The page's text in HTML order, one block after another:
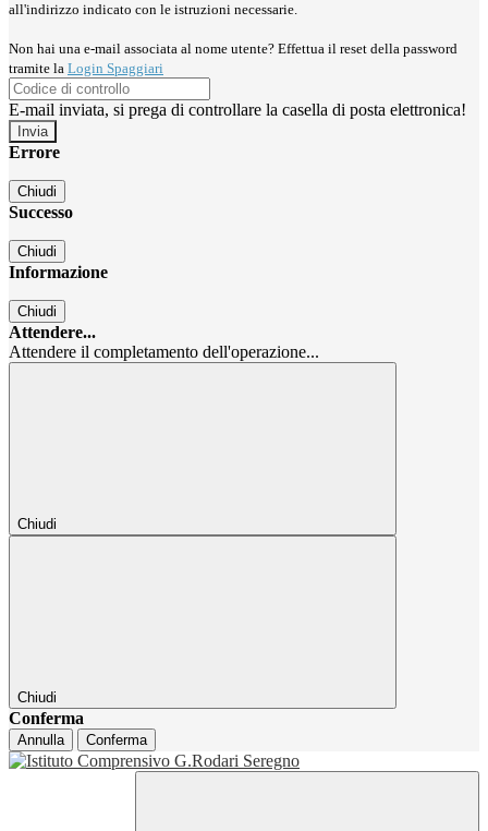
all'indirizzo indicato con le istruzioni necessarie.
Non hai una e-mail associata al nome utente? Effettua il reset della password
tramite la Login Spaggiari
E-mail inviata, si prega di controllare la casella di posta elettronica!
Errore
Chiudi
Successo
Chiudi
Informazione
Chiudi
Attendere...
Attendere il completamento dell'operazione...
Chiudi
Chiudi
Conferma
Annulla Conferma